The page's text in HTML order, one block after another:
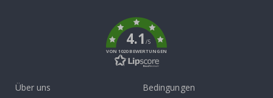
4.1/5
VON 1020 BEWERTUNGEN
Über uns
Bedingungen